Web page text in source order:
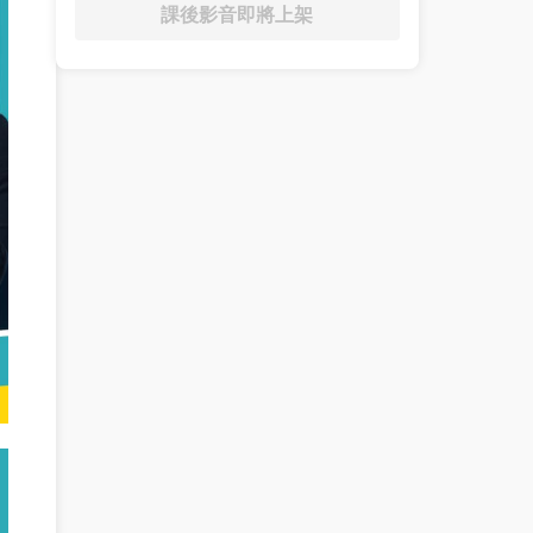
課後影音即將上架